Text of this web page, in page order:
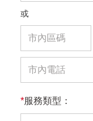
或
*服務類型：